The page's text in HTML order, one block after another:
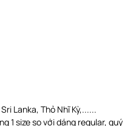
Lanka, Thỏ Nhĩ Kỳ,......
1 size so với dáng regular, quý